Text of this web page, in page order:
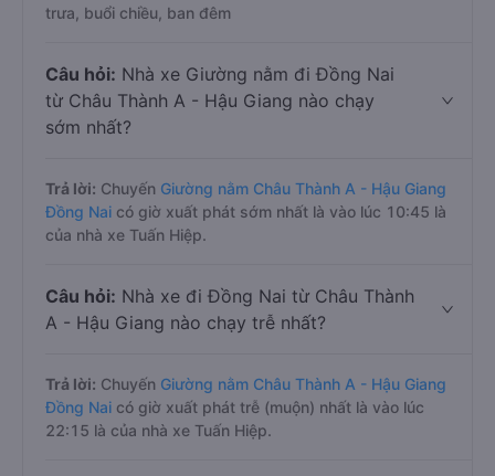
trưa, buổi chiều, ban đêm
Câu hỏi: Nhà xe Giường nằm đi Đồng Nai
từ Châu Thành A - Hậu Giang nào chạy
sớm nhất?
Trả lời: Chuyến Giường nằm Châu Thành A - Hậu Giang
Đồng Nai có giờ xuất phát sớm nhất là vào lúc 10:45 là
của nhà xe Tuấn Hiệp.
Câu hỏi: Nhà xe đi Đồng Nai từ Châu Thành
A - Hậu Giang nào chạy trễ nhất?
Trả lời: Chuyến Giường nằm Châu Thành A - Hậu Giang
Đồng Nai có giờ xuất phát trễ (muộn) nhất là vào lúc
22:15 là của nhà xe Tuấn Hiệp.